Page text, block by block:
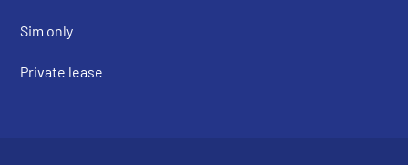
Sim only
Private lease